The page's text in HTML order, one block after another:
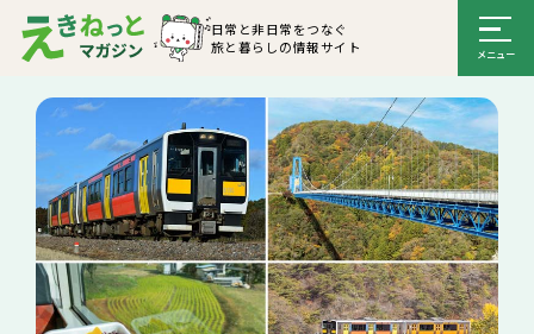
日常と非日常をつなぐ
旅と暮らしの情報サイト